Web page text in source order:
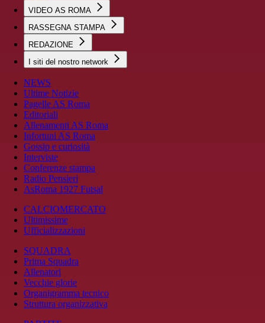
VIDEO AS ROMA
RASSEGNA STAMPA
REDAZIONE
I siti del nostro network
NEWS
Ultime Notizie
Pagelle AS Roma
Editoriali
Allenamenti AS Roma
Infortuni AS Roma
Gossip e curiosità
Interviste
Conferenze stampa
Radio Pensieri
AsRoma 1927 Futsal
CALCIOMERCATO
Ultimissime
Ufficializzazioni
SQUADRA
Prima Squadra
Allenatori
Vecchie glorie
Organigramma tecnico
Struttura organizzativa